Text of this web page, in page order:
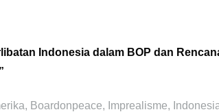
Indonesia dalam BOP dan
, Boardonpeace, Imprealisme,